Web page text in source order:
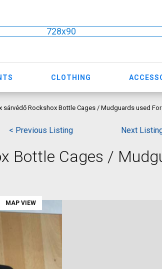
728x90
CLOTHING
sárvédő Rockshox Bottle Cages / Mudguards used
< Previous Listing Next
Bottle Cages /
MAP VIEW